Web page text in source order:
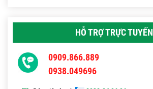
HỖ TRỢ TRỰC TUYẾN
0909.866.889
0938.049696